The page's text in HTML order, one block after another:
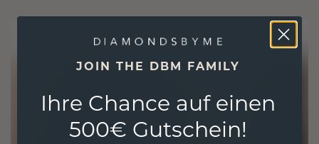
JOIN THE DBM FAMILY
Ihre Chance auf einen
500€ Gutschein!